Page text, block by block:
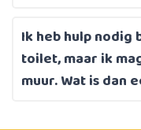
Ik heb hulp nodig
toilet, maar ik
muur. Wat is dan